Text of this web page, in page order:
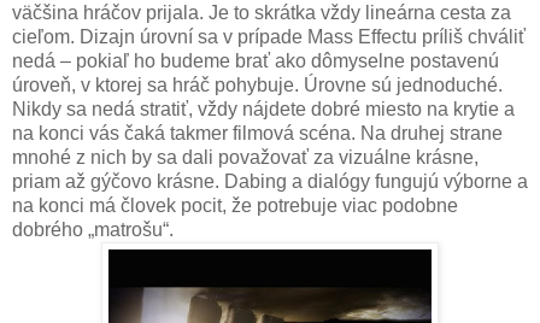
väčšina hráčov prijala. Je to skrátka vždy lineárna cesta za
cieľom. Dizajn úrovní sa v prípade Mass Effectu príliš chváliť
nedá – pokiaľ ho budeme brať ako dômyselne postavenú
úroveň, v ktorej sa hráč pohybuje. Úrovne sú jednoduché.
Nikdy sa nedá stratiť, vždy nájdete dobré miesto na krytie a
na konci vás čaká takmer filmová scéna. Na druhej strane
mnohé z nich by sa dali považovať za vizuálne krásne,
priam až gýčovo krásne. Dabing a dialógy fungujú výborne a
na konci má človek pocit, že potrebuje viac podobne
dobrého „matrošu“.